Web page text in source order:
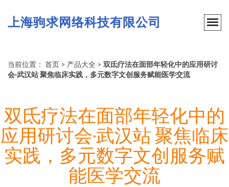
上海驹求网络科技有限公司
当前位置： 首页 > 产品大全 > 双氐疗法在面部年轻化中的应用研讨
会·武汉站 聚焦临床实践，多元数字文创服务赋能医学交流
双氐疗法在面部年轻化中的
应用研讨会·武汉站 聚焦临床
实践，多元数字文创服务赋
能医学交流